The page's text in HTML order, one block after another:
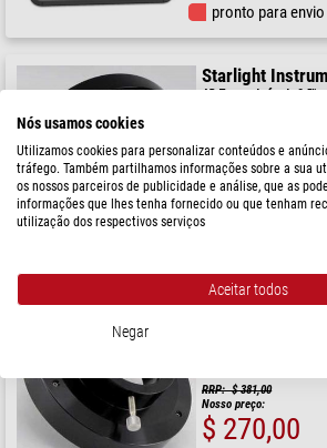
pronto para
Starlight
AP Tampa de fundo 3.5"
RRP: $ 381,00
Nosso preço:
$ 285,00
Starlight
RRP: $ 381,00
Nosso preço:
$ 270,00
Nós usamos cookies
Utilizamos cookies para personalizar conteúdos e
tráfego. Também partilhamos informações sobre a sua
os nossos parceiros de publicidade e análise, que as
informações que lhes tenha fornecido ou que tenham
utilização dos respectivos serviços
Aceitar todos
Negar